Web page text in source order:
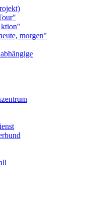
morgen"